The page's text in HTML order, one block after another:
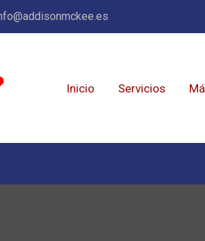
Inicio Servicios